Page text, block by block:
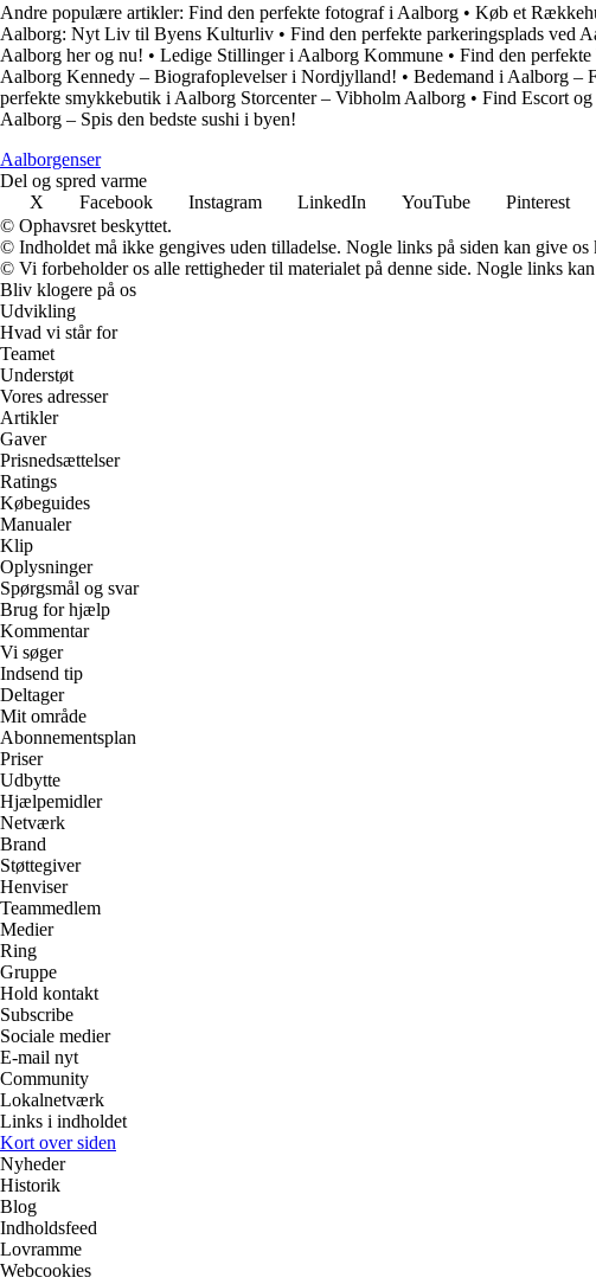
Andre populære artikler: Find den perfekte fotograf i Aalborg • Køb et
Aalborg: Nyt Liv til Byens Kulturliv • Find den perfekte parkeringsplads ved
Aalborg her og nu! • Ledige Stillinger i Aalborg Kommune • Find den
Aalborg Kennedy – Biografoplevelser i Nordjylland! • Bedemand i Aalborg –
perfekte smykkebutik i Aalborg Storcenter – Vibholm Aalborg • Find Escort
Aalborg – Spis den bedste sushi i byen!
Aalborgenser
Del og spred varme
X
Facebook Instagram LinkedIn YouTube Pinterest
© Ophavsret beskyttet.
© Indholdet må ikke gengives uden tilladelse. Nogle links på siden kan give os
© Vi forbeholder os alle rettigheder til materialet på denne side. Nogle links
Bliv klogere på os
Udvikling
Hvad vi står for
Teamet
Understøt
Vores adresser
Artikler
Gaver
Prisnedsættelser
Ratings
Købeguides
Manualer
Klip
Oplysninger
Spørgsmål og svar
Brug for hjælp
Kommentar
Vi søger
Indsend tip
Deltager
Mit område
Abonnementsplan
Priser
Udbytte
Hjælpemidler
Netværk
Brand
Støttegiver
Henviser
Teammedlem
Medier
Ring
Gruppe
Hold kontakt
Subscribe
Sociale medier
E-mail nyt
Community
Lokalnetværk
Links i indholdet
Kort over siden
Nyheder
Historik
Blog
Indholdsfeed
Lovramme
Webcookies